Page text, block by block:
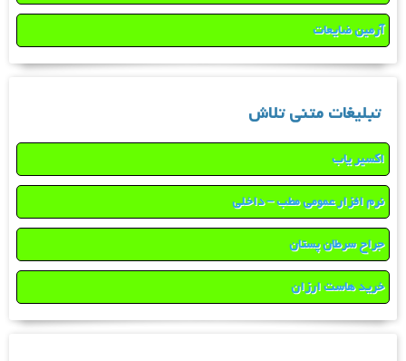
آرمین ضایعات
تبلیغات متنی تلاش
اکسیر یاب
نرم افزار عمومی مطب – داخلی
جراح سرطان پستان
خرید هاست ارزان